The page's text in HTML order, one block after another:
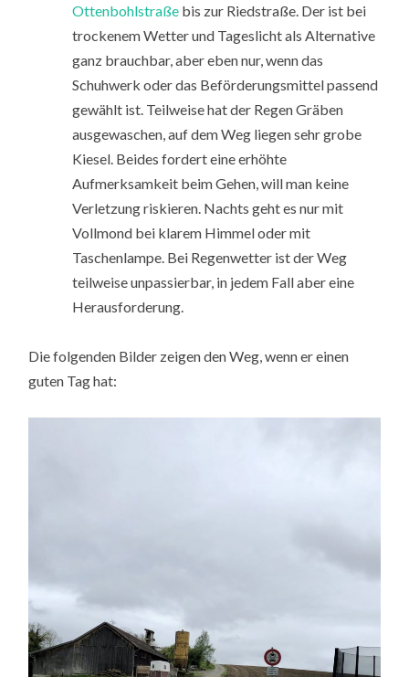
Ottenbohlstraße bis zur Riedstraße. Der ist bei
trockenem Wetter und Tageslicht als Alternative
ganz brauchbar, aber eben nur, wenn das
Schuhwerk oder das Beförderungsmittel passend
gewählt ist. Teilweise hat der Regen Gräben
ausgewaschen, auf dem Weg liegen sehr grobe
Kiesel. Beides fordert eine erhöhte
Aufmerksamkeit beim Gehen, will man keine
Verletzung riskieren. Nachts geht es nur mit
Vollmond bei klarem Himmel oder mit
Taschenlampe. Bei Regenwetter ist der Weg
teilweise unpassierbar, in jedem Fall aber eine
Herausforderung.
Die folgenden Bilder zeigen den Weg, wenn er einen
guten Tag hat: